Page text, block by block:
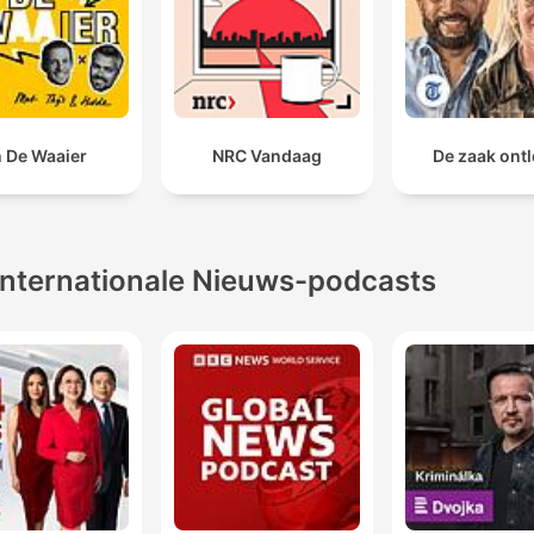
De Waaier NRC Vandaag De zaak
Nieuws-podcasts